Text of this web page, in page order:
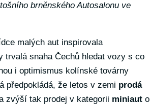
brněnského Autosalonu ve
malých aut inspirovala
trvalá snaha Čechů hledat vozy s co
i optimismus kolínské továrny
předpokládá, že letos v zemi prodá
zvýší tak prodej v kategorii miniaut o